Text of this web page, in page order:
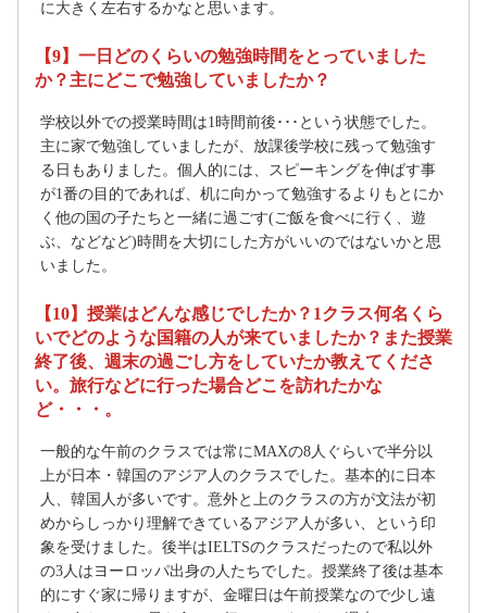
に大きく左右するかなと思います。
【9】一日どのくらいの勉強時間をとっていました
か？主にどこで勉強していましたか？
学校以外での授業時間は1時間前後･･･という状態でした。
主に家で勉強していましたが、放課後学校に残って勉強す
る日もありました。個人的には、スピーキングを伸ばす事
が1番の目的であれば、机に向かって勉強するよりもとにか
く他の国の子たちと一緒に過ごす(ご飯を食べに行く、遊
ぶ、などなど)時間を大切にした方がいいのではないかと思
いました。
【10】授業はどんな感じでしたか？1クラス何名くら
いでどのような国籍の人が来ていましたか？また授業
終了後、週末の過ごし方をしていたか教えてくださ
い。旅行などに行った場合どこを訪れたかな
ど・・・。
一般的な午前のクラスでは常にMAXの8人ぐらいで半分以
上が日本・韓国のアジア人のクラスでした。基本的に日本
人、韓国人が多いです。意外と上のクラスの方が文法が初
めからしっかり理解できているアジア人が多い、という印
象を受けました。後半はIELTSのクラスだったので私以外
の3人はヨーロッパ出身の人たちでした。授業終了後は基本
的にすぐ家に帰りますが、金曜日は午前授業なので少し遠